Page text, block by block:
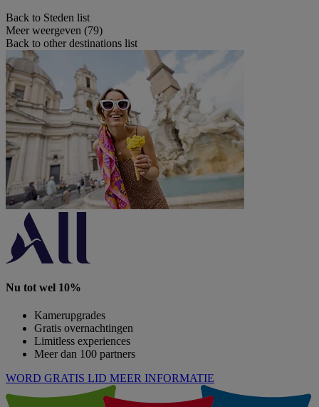
Back to Steden list
Meer weergeven (79)
Back to other destinations list
Nu tot wel 10%
Kamerupgrades
Gratis overnachtingen
Limitless experiences
Meer dan 100 partners
WORD GRATIS LID MEER INFORMATIE